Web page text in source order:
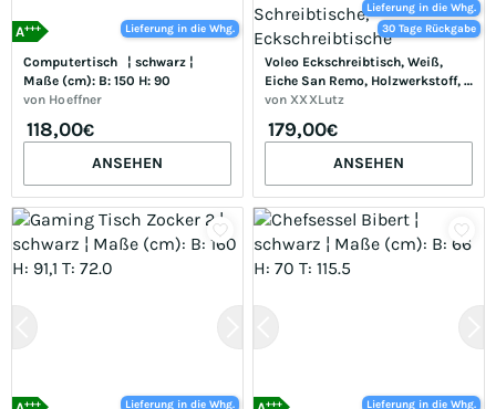
Lieferung in die Whg.
A+++
Computertisch   ¦ schwarz ¦
Maße (cm): B: 150 H: 90
von Hoeffner
118,00€
ANSEHEN
Lieferung in die Whg.
30 Tage Rückgabe
Voleo Eckschreibtisch, Weiß,
Eiche San Remo, Holzwerkstoff, 1
Schublade(n) Schubladen,
cm, Stauraum, Arbeitszimmer,
Schreibtische, Eckschreibtische
von XXXLutz
179,00€
ANSEHEN
Lieferung in die Whg.
+++ Lieferung in die Whg.
+++